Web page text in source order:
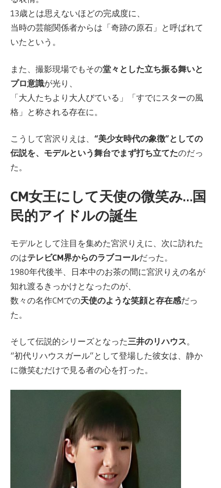
13歳とは思えないほどの完成度に、
当時の芸能関係者からは「奇跡の原石」と呼ばれて
いたという。
また、撮影現場でもその堂々とした立ち振る舞いと
プロ意識が光り、
「大人たちより大人びている」「すでにスターの風
格」と称される存在に。
こうして宮沢りえは、“美少女時代の象徴”としての
伝説を、モデルという舞台でまず打ち立てたのだっ
た。
CM女王にして天使の微笑み…国
民的アイドルの誕生
モデルとして注目を集めた宮沢りえに、次に訪れた
のはテレビCM界からのラブコールだった。
1980年代後半、日本中のお茶の間に宮沢りえの名が
知れ渡るきっかけとなったのが、
数々の名作CMでの天使のような笑顔と存在感だっ
た。
そして伝説的シリーズとなった三井のリハウス。
“初代リハウスガール”として登場した彼女は、静か
に微笑むだけで見る者の心を打った。